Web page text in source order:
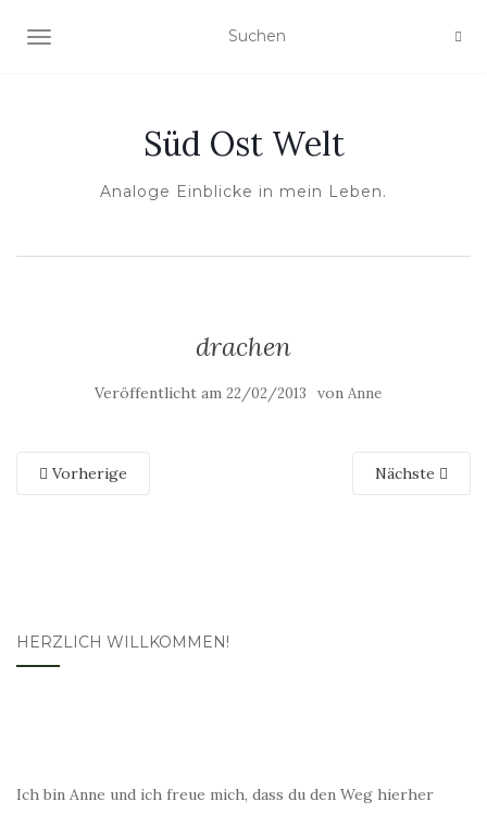
NAVIGATION UMSCHALTEN
Süd Ost Welt
Analoge Einblicke in mein Leben.
drachen
Veröffentlicht am 22/02/2013 von Anne
Vorherige Nächste
HERZLICH WILLKOMMEN!
Ich bin Anne und ich freue mich, dass du den Weg hierher